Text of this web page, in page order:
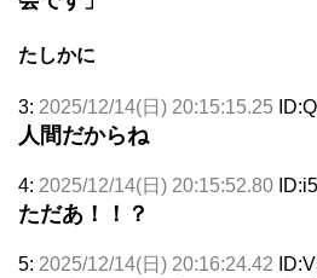
たしかに
3: 2025/12/14(日) 20:15:15.25
人間だからね
4: 2025/12/14(日) 20:15:52.80
ただあ！！？
5: 2025/12/14(日) 20:16:24.42